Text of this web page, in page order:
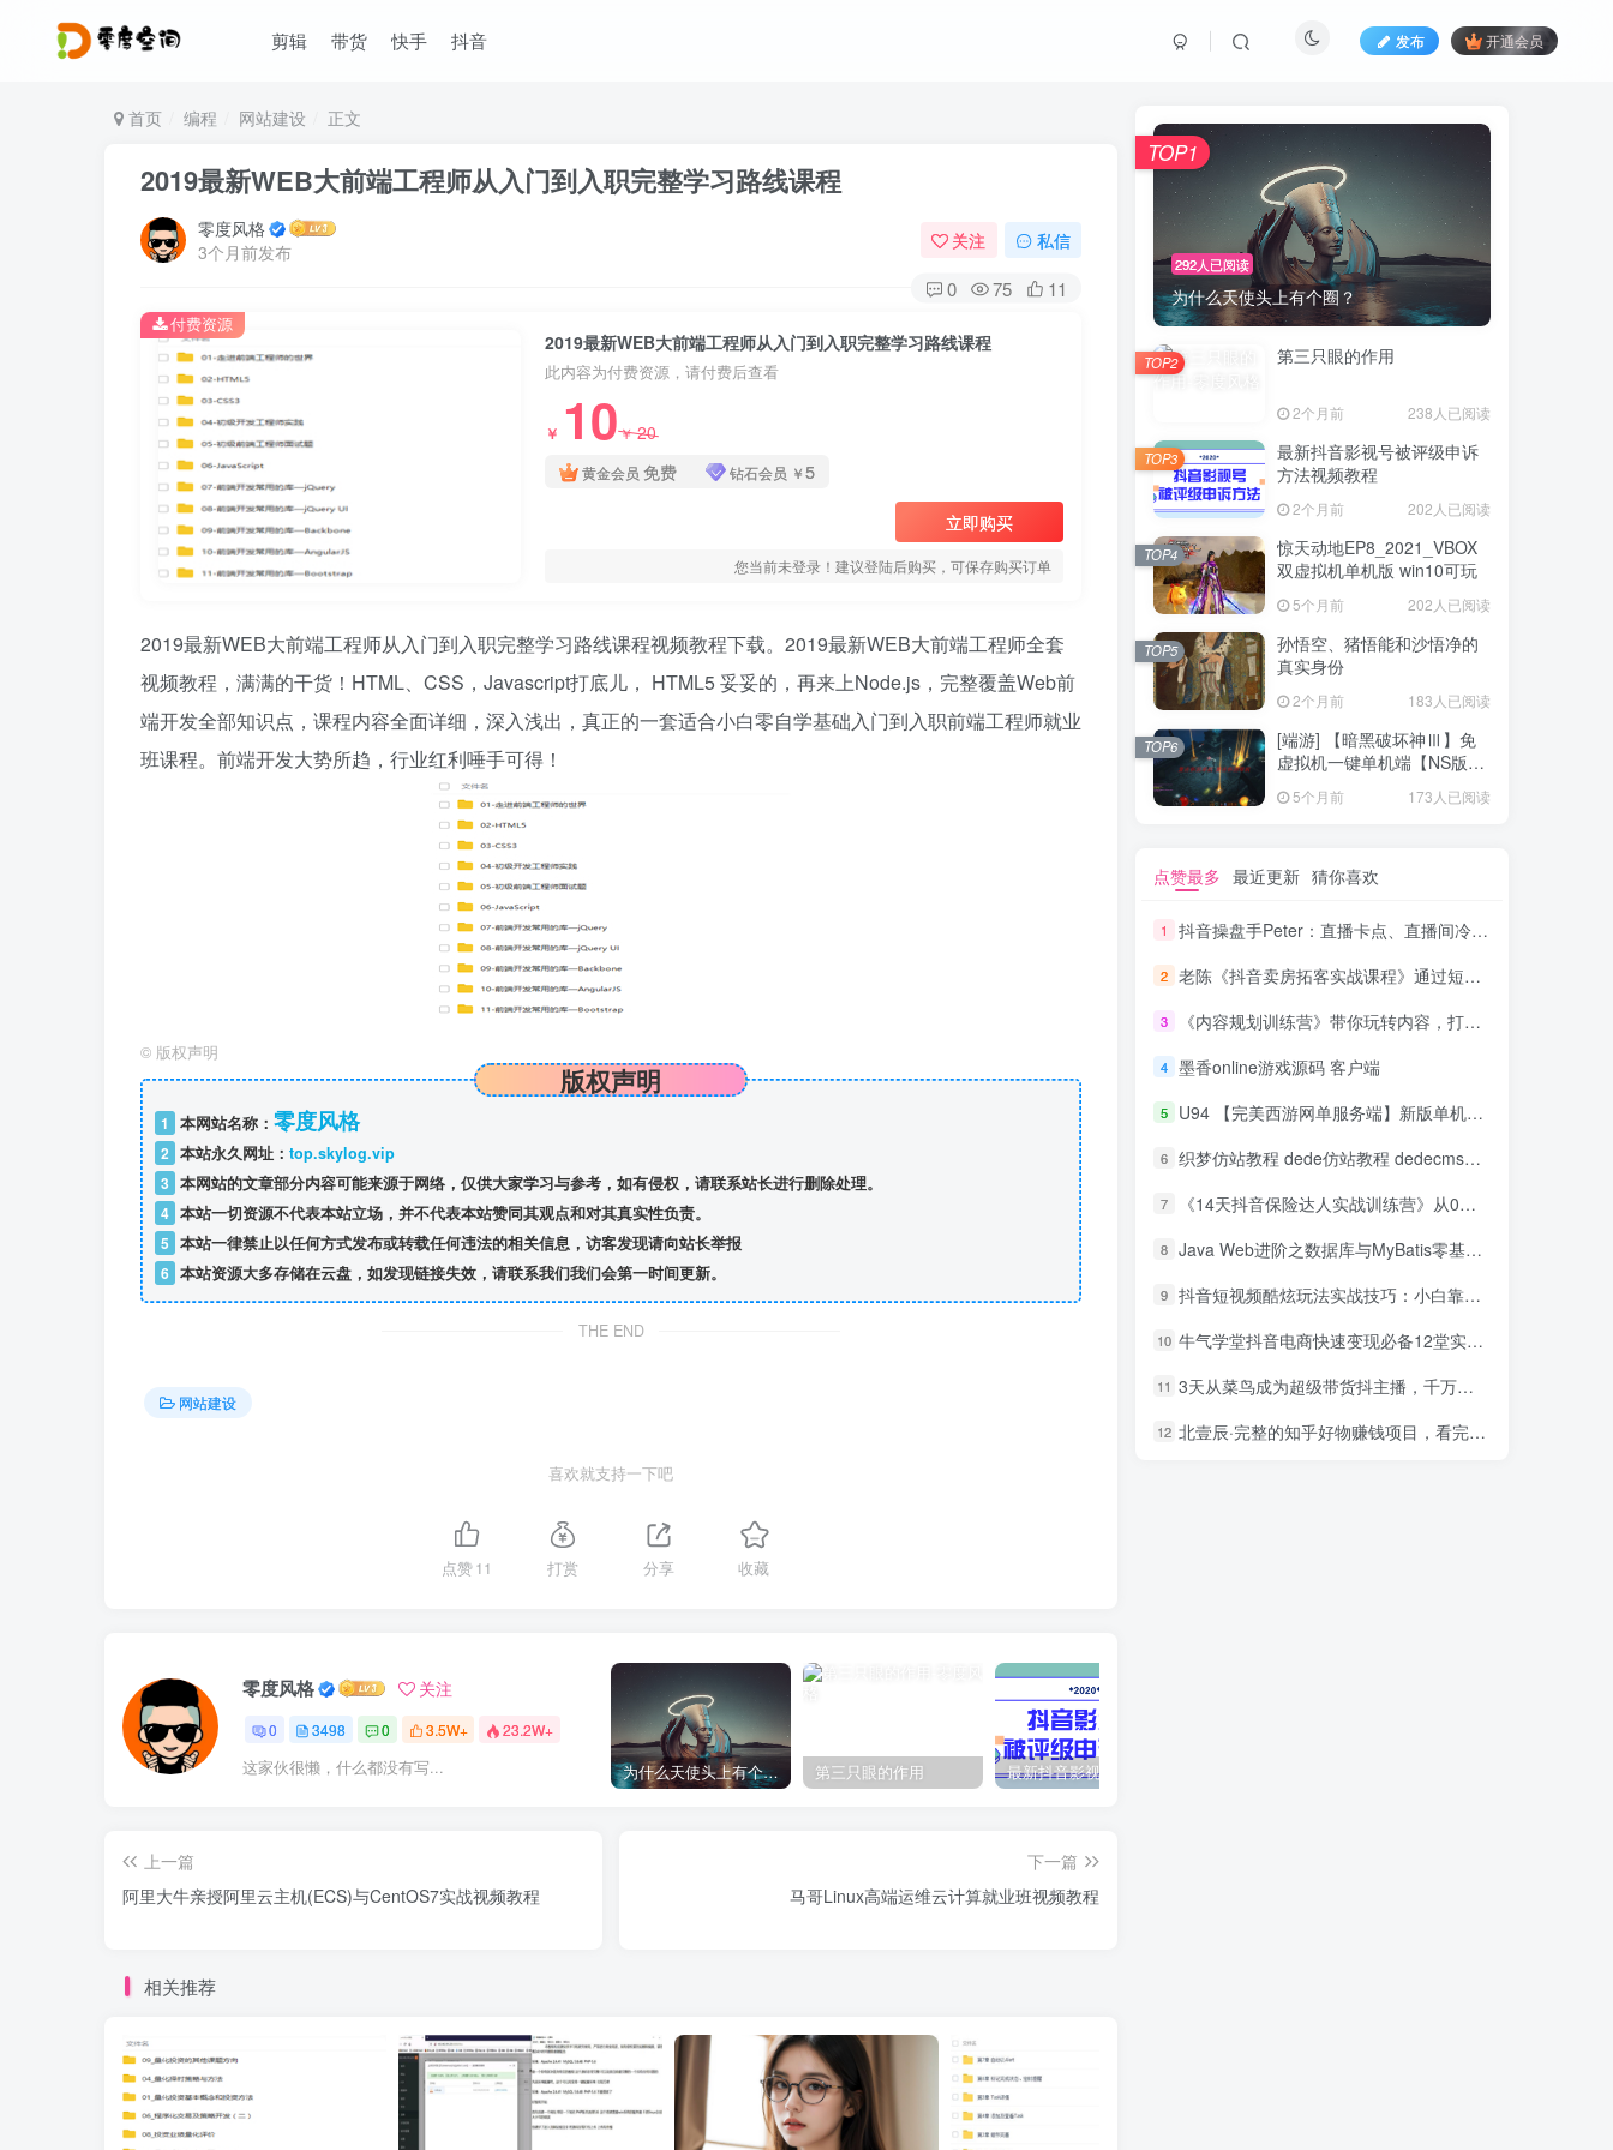
剪辑 带货 快手 抖音 发布 开通会员
首页 编程 网站建设 正文
2019最新WEB大前端工程师从入门到入职完整学习路线课程
零度风格
3个月前发布
关注 私信
0 75 11
2019最新WEB大前端工程师从入门到入职完整学习路线课程
此内容为付费资源，请付费后查看
￥ 10￥20
黄金会员 免费 钻石会员 ￥5
立即购买
您当前未登录！建议登陆后购买，可保存购买订单
付费资源
2019最新WEB大前端工程师从入门到入职完整学习路线课程视频教程下载。2019最新WEB大前端工程师全套
视频教程，满满的干货！HTML、CSS，Javascript打底儿， HTML5 妥妥的，再来上Node.js，完整覆盖Web前
端开发全部知识点，课程内容全面详细，深入浅出，真正的一套适合小白零自学基础入门到入职前端工程师就业
班课程。前端开发大势所趋，行业红利唾手可得！
© 版权声明
版权声明
1 本网站名称： 零度风格
2 本站永久网址： top.skylog.vip
3 本网站的文章部分内容可能来源于网络，仅供大家学习与参考，如有侵权，请联系站长进行删除处理。
4 本站一切资源不代表本站立场，并不代表本站赞同其观点和对其真实性负责。
5 本站一律禁止以任何方式发布或转载任何违法的相关信息，访客发现请向站长举报
6 本站资源大多存储在云盘，如发现链接失效，请联系我们我们会第一时间更新。
THE END
网站建设
喜欢就支持一下吧
点赞11 打赏 分享 收藏
零度风格 关注
0 3498 0 3.5W+ 23.2W+
这家伙很懒，什么都没有写... 为什么天使头上有个圈？ 第三只眼的作用
上一篇
阿里大牛亲授阿里云主机(ECS)与CentOS7实战视频教程
下一篇
马哥Linux高端运维云计算就业班视频教程
相关推荐
292人已阅读
为什么天使头上有个圈？
TOP1
第三只眼的作用
2个月前 238人已阅读
TOP2
最新抖音影视号被评级申诉
方法视频教程
2个月前 202人已阅读
TOP3
惊天动地EP8_2021_VBOX
双虚拟机单机版 win10可玩
5个月前 202人已阅读
TOP4
孙悟空、猪悟能和沙悟净的
真实身份
2个月前 183人已阅读
TOP5
[端游] 【暗黑破坏神Ⅲ】免
虚拟机一键单机端【NS版
5个月前 173人已阅读
TOP6
点赞最多 最近更新 猜你喜欢
1 抖音操盘手Peter：直播卡点、直播间冷启动分享
2 老陈《抖音卖房拓客实战课程》通过短视频引流拓客
3 《内容规划训练营》带你玩转内容，打造爆文，自媒体人必看
4 墨香online游戏源码 客户端
5 U94 【完美西游网单服务端】新版单机一键安装游戏客户端带GM管理工具[附安装搭建教程]
6 织梦仿站教程 dede仿站教程 dedecms仿站教程
7 《14天抖音保险达人实战训练营》从0开始-搭建账号-拍摄剪辑-获客到打造爆款
8 Java Web进阶之数据库与MyBatis零基础入门到精通视频教程
9 抖音短视频酷炫玩法实战技巧：小白靠搬运也能月入1万到10万(6节视频)
10 牛气学堂抖音电商快速变现必备12堂实战课
11 3天从菜鸟成为超级带货抖主播，千万级抖主播培育方案（价值980元）
12 北壹辰·完整的知乎好物赚钱项目，看完即刻上手操作